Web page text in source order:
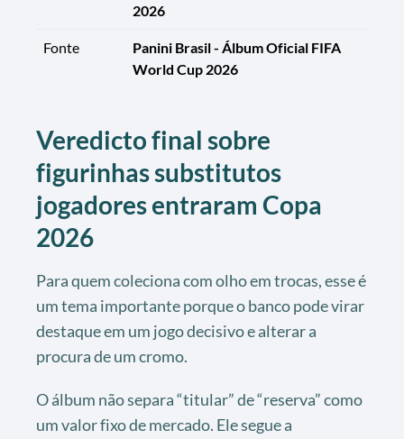
2026
Fonte
Panini Brasil - Álbum Oficial FIFA
World Cup 2026
Veredicto final sobre
figurinhas substitutos
jogadores entraram Copa
2026
Para quem coleciona com olho em trocas, esse é
um tema importante porque o banco pode virar
destaque em um jogo decisivo e alterar a
procura de um cromo.
O álbum não separa “titular” de “reserva” como
um valor fixo de mercado. Ele segue a